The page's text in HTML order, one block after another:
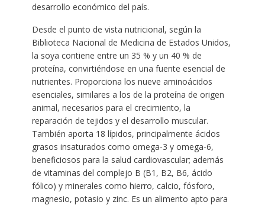
desarrollo económico del país.
Desde el punto de vista nutricional, según la
Biblioteca Nacional de Medicina de Estados Unidos,
la soya contiene entre un 35 % y un 40 % de
proteína, convirtiéndose en una fuente esencial de
nutrientes. Proporciona los nueve aminoácidos
esenciales, similares a los de la proteína de origen
animal, necesarios para el crecimiento, la
reparación de tejidos y el desarrollo muscular.
También aporta 18 lípidos, principalmente ácidos
grasos insaturados como omega-3 y omega-6,
beneficiosos para la salud cardiovascular; además
de vitaminas del complejo B (B1, B2, B6, ácido
fólico) y minerales como hierro, calcio, fósforo,
magnesio, potasio y zinc. Es un alimento apto para